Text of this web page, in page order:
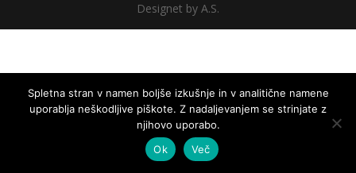
Designet by A.S.
Spletna stran v namen boljše izkušnje in v analitične namene
uporablja neškodljive piškote. Z nadaljevanjem se strinjate z
njihovo uporabo.
Ok
Več